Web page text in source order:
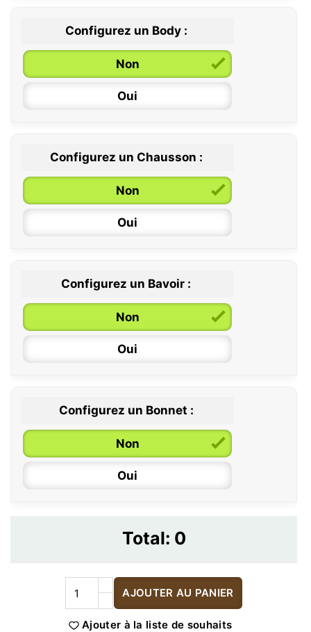
Configurez un Body :
Non
Oui
0 / 6 mois
6 / 12 mois
12 / 18 mois
Configurez un Chausson :
Non
Oui
Configurez un Bavoir :
Non
Oui
Configurez un Bonnet :
Non
Oui
Total: 0
AJOUTER AU PANIER
Ajouter à la liste de souhaits